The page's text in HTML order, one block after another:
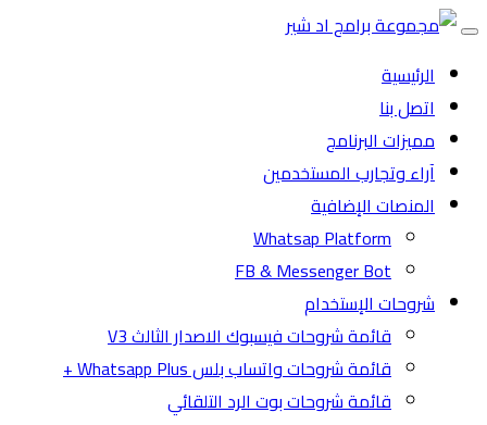
Toggle
الرئيسية
اتصل بنا
مميزات البرنامج
آراء وتجارب المستخدمين
المنصات الإضافية
Whatsap Platform
FB & Messenger Bot
شروحات الإستخدام
قائمة شروحات فيسبوك الاصدار الثالث V3
قائمة شروحات واتساب بلس Whatsapp Plus +
قائمة شروحات بوت الرد التلقائي